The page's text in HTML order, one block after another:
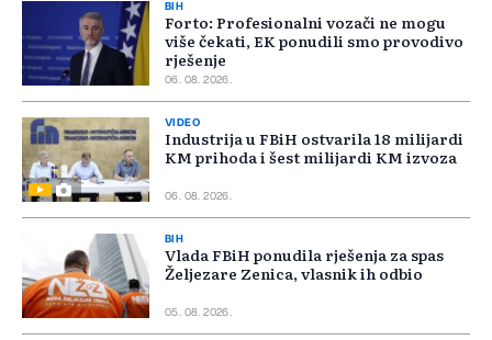
BIH
Forto: Profesionalni vozači ne mogu
više čekati, EK ponudili smo provodivo
rješenje
06. 08. 2026.
VIDEO
Industrija u FBiH ostvarila 18 milijardi
KM prihoda i šest milijardi KM izvoza
06. 08. 2026.
BIH
Vlada FBiH ponudila rješenja za spas
Željezare Zenica, vlasnik ih odbio
05. 08. 2026.